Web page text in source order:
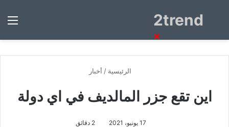
2trendبحث
الرئيسية / أخبار
اين تقع جزر المالديف في اي دولة
17 يونيو، 2021 2 دقائق
×